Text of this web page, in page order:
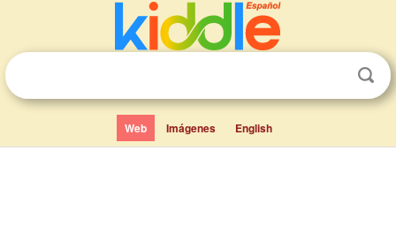
Web Imágenes English